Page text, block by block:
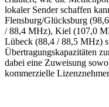
lokaler Sender schaffen
Flensburg/Glücksburg
/ 88,4 MHz), Kiel (107,0
Lübeck (88,4 / 88,5 MHz)
Übertragungskapazitäten
dabei eine Zuweisung
kommerzielle